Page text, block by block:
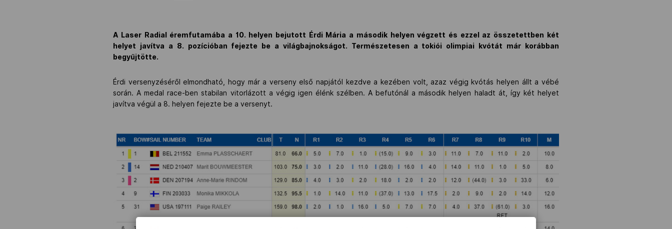
A Laser Radial éremfutamába a 10. helyen bejutott Érdi Mária a második helyen végzett és ezzel az összetettben két
helyet javítva a 8. pozícióban fejezte be a világbajnokságot. Természetesen a tokiói olimpiai kvótát már korábban
begyűjtötte.
Érdi versenyzéséről elmondható, hogy már a verseny első napjától kezdve a kezében volt, azaz végig kvótás helyen állt a vébé
során. A medal race-ben stabilan vitorlázott a végig igen élénk szélben. A befutónál a második helyen haladt át, így két helyet
javítva végül a 8. helyen fejezte be a versenyt.